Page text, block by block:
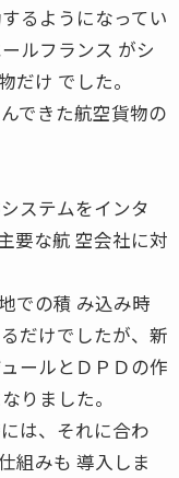
るようになってい
ルフランス がシ
だけ でした。
できた航空貨物の
ステムをインタ
要な航 空会社に対
での積 み込み時
だけでしたが、新
ールとＤＰＤの作
りました。
は、それに合わ
組みも 導入しま